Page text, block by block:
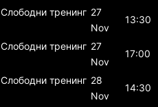
Слободни тренинг 27
Nov
13:30
Слободни тренинг 27
Nov
17:00
Слободни тренинг 28
Nov
14:30